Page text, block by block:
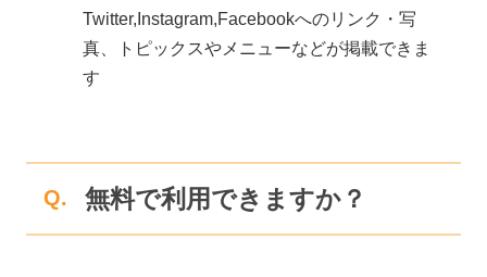
Twitter,Instagram,Facebookへのリンク・写
真、トピックスやメニューなどが掲載できま
す
Q. 無料で利用できますか？